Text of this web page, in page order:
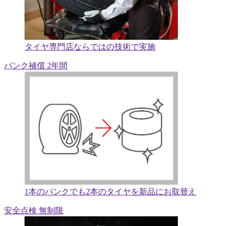
タイヤ専門店ならではの技術で実施
パンク補償 2年間
1本のパンクでも2本のタイヤを新品にお取替え
安全点検 無制限